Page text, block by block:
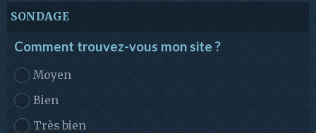
SONDAGE
Comment trouvez-vous mon site ?
Moyen
Bien
Très bien